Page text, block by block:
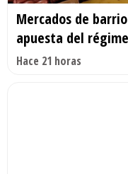
Mercados de
apuesta del
Hace 21 horas